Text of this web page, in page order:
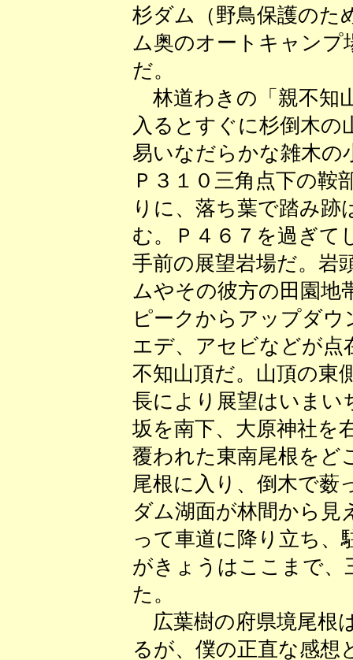
杉ダム（野鳥保護のた
ム奥のオートキャンプ
だ。
林道わきの「親不知
入るとすぐに杉倒木の
易いなだらかな雑木の
Ｐ３１０三角点下の鞍
りに、落ち葉で踏み跡
む。Ｐ４６７を過ぎて
手前の展望岩場だ。岩
ムやその彼方の田園地
ピークからアップダ
エデ、アセビなどが点
不知山頂だ。山頂の東
長により展望はいまい
坂を南下、大原神社を
覆われた東南尾根をど
尾根に入り、倒木で薮
ダム湖面が林間から見
って車道に降り立ち、
がきょうはここまで、
た。
広葉樹の府県境尾根
るが、僕の正直な感想